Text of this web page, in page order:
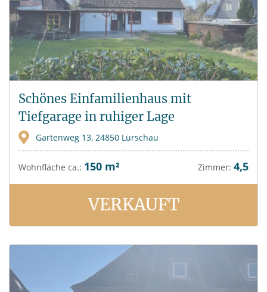
Schönes Einfamilienhaus mit
Tiefgarage in ruhiger Lage
Gartenweg 13, 24850 Lürschau
Wohnfläche ca.: 150 m² Zimmer: 4,5
VERKAUFT